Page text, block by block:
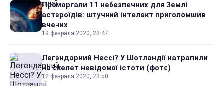
Проморгали 11 небезпечних для Землі
астероїдів: штучний інтелект приголомшив
вчених
19 февраля 2020, 23:47
Легендарний Нессі? У Шотландії натрапили
на скелет невідомої істоти (фото)
12 февраля 2020, 23:50